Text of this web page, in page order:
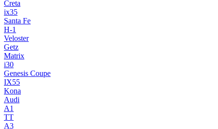
Creta
ix35
Santa Fe
H-1
Veloster
Getz
Matrix
i30
Genesis Coupe
IX55
Kona
Audi
A1
TT
A3